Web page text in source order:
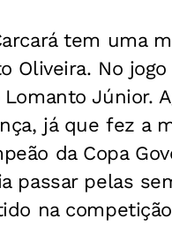
tem uma
Oliveira. No
Lomanto Júnior.
já que fez a
da Copa
passar pelas
na